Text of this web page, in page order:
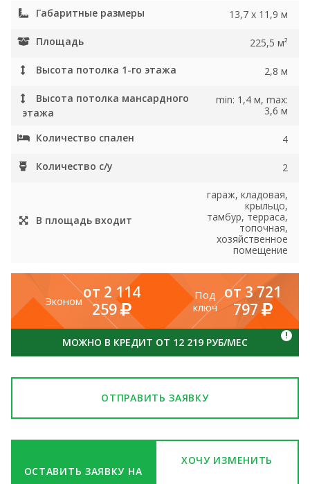
Габаритные размеры 13,7 x 11,9 м
Площадь 225,5 м²
Высота потолка 1-го этажа 2,8 м
Высота потолка мансардного
этажа
min: 1,4 м, max:
3,6 м
Количество спален 4
Количество с/у 2
В площадь входит
гараж, кладовая,
крыльцо,
тамбур, терраса,
топочная,
хозяйственное
помещение
Экономот 2 114
259
Под
ключ
от 3 721
797
МОЖНО В КРЕДИТ ОТ 12 219 РУБ/МЕС
!
ХОЧУ ИЗМЕНИТЬ
ОСТАВИТЬ ЗАЯВКУ НА
ОТПРАВИТЬ ЗАЯВКУ